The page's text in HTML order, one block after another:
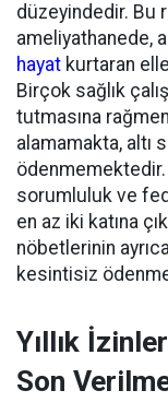
düzeyindedir. Bu
ameliyathanede,
hayat kurtaran
Birçok sağlık
tutmasına
alamamakta, altı
ödenmemektedir.
sorumluluk ve
en az iki katına
nöbetlerinin
kesintisiz
Yıllık
Son